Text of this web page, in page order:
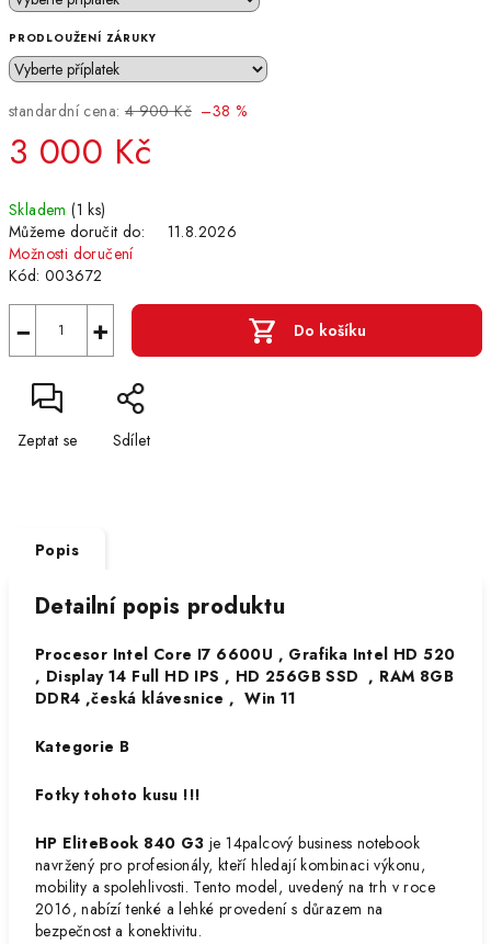
PRODLOUŽENÍ ZÁRUKY
standardní cena: 4 900 Kč –38 %
3 000 Kč
cena:
Skladem(1 ks)
Můžeme doručit do:
11.8.2026
Možnosti doručení
Kód: 003672
+
− Do košíku
Zeptat se Sdílet
Popis
Detailní popis produktu
Procesor Intel Core I7 6600U , Grafika Intel HD 520
, Display 14 Full HD IPS , HD 256GB SSD , RAM 8GB
DDR4 ,česká klávesnice , Win 11
Kategorie B
Fotky tohoto kusu !!!
HP EliteBook 840 G3 je 14palcový business notebook
navržený pro profesionály, kteří hledají kombinaci výkonu,
mobility a spolehlivosti. Tento model, uvedený na trh v roce
2016, nabízí tenké a lehké provedení s důrazem na
bezpečnost a konektivitu.​